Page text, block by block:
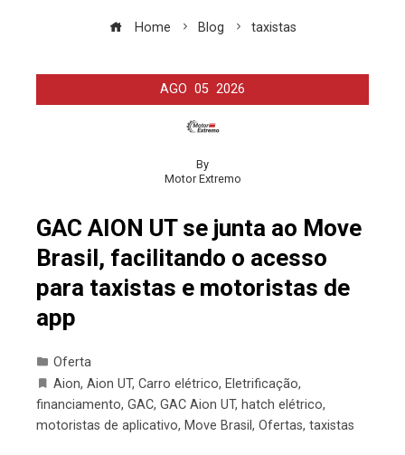
Home Blog taxistas
AGO 05 2026
By
Motor Extremo
GAC AION UT se junta ao Move
Brasil, facilitando o acesso
para taxistas e motoristas de
app
Oferta
Aion, Aion UT, Carro elétrico, Eletrificação,
financiamento, GAC, GAC Aion UT, hatch elétrico,
motoristas de aplicativo, Move Brasil , Ofertas, taxistas